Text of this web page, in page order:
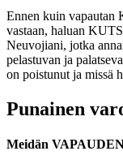
Ennen kuin
vastaan, haluan
Neuvojiani, jotka
pelastuvan ja
on poistunut ja missä
Punainen
Meidän